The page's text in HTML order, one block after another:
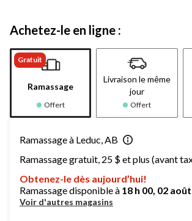
Achetez-le en ligne :
Gratuit
Ramassage
Offert
Livraison le même
jour
Offert
Ramassage à Leduc, AB
Ramassage gratuit, 25 $ et plus (avant
Obtenez-le dès aujourd’hui!
Ramassage disponible à 18 h 00, 02 août
Voir d'autres magasins